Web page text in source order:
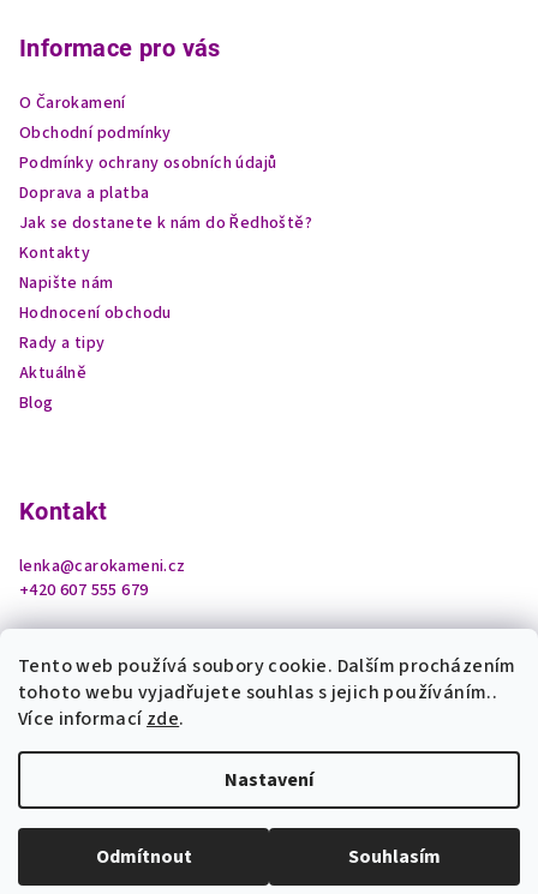
Tento web používá soubory cookie. Dalším procházením
tohoto webu vyjadřujete souhlas s jejich používáním..
Více informacízde.
Nastavení
Odmítnout Souhlasím
Informace pro vás
O Čarokamení
Obchodní podmínky
Podmínky ochrany osobních údajů
Doprava a platba
Jak se dostanete k nám do Ředhoště?
Kontakty
Napište nám
Hodnocení obchodu
Rady a tipy
Aktuálně
Blog
Kontakt
lenka@carokameni.cz
+420 607 555 679
Upravit nastavení cookies
Vytvořil Shoptet